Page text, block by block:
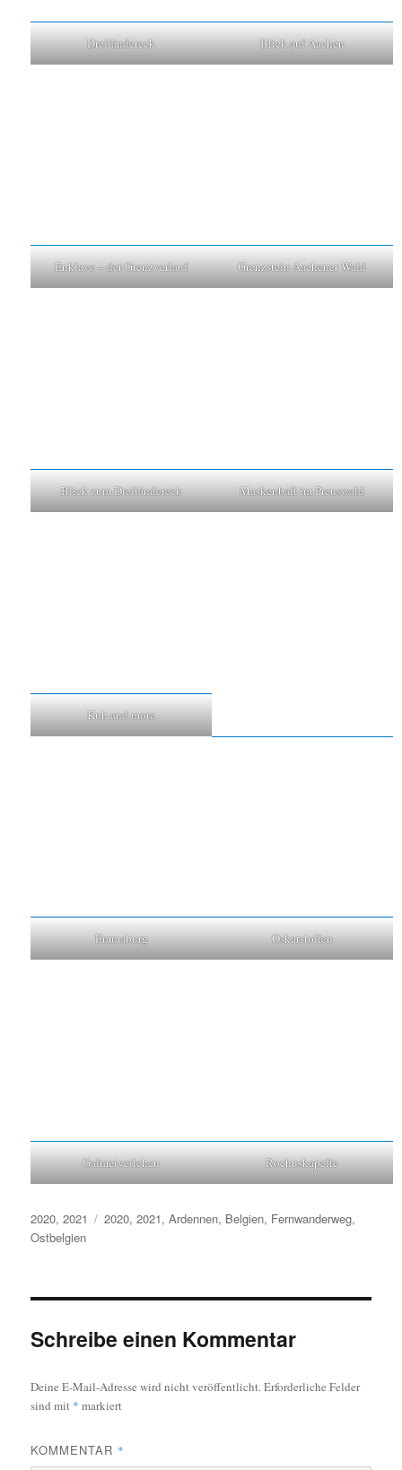
Dreiländereck Blick auf Aachen
Enklave – der Grenzverlauf Grenzstein Aachener Wald
Blick zum Dreiländereck Maskenball im Preuswald
Kuh and more
Emmaburg Oskarstollen
Galmeiveilchen Rochuskapelle
Kategorien
2020,2021 Schlagwörter
2020,2021,Ardennen, Belgien, Fernwanderweg,
Ostbelgien
Schreibe einen Kommentar
Deine E-Mail-Adresse wird nicht veröffentlicht.Erforderliche Felder
sind mit * markiert
KOMMENTAR *